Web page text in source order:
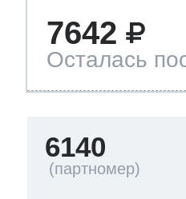
7642
Осталась
6140